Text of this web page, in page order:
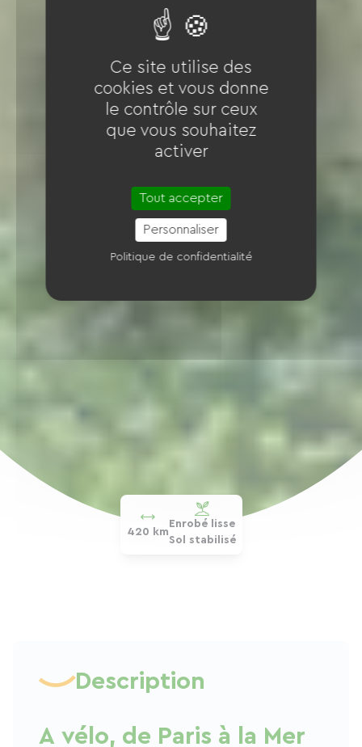
420 km
Enrobé lisse
Sol stabilisé
Description
A vélo, de Paris à la Mer
Ce site utilise des
cookies et vous donne
le contrôle sur ceux
que vous souhaitez
activer
Tout accepter
Personnaliser
Politique de confidentialité